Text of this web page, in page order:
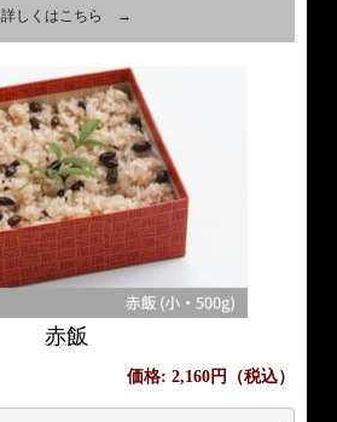
詳しくはこちら →
赤飯
価格: 2,160円（税込）